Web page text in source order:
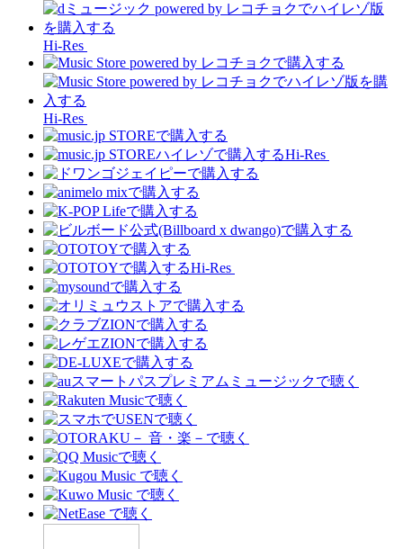
Hi-Res
Hi-Res
Hi-Res
Hi-Res